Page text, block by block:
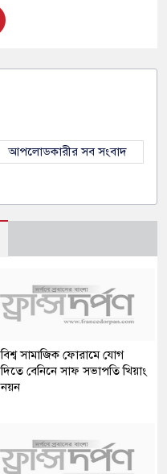
আপলোডকারীর সব সংবাদ
বিশ্ব সামাজিক ফোরামে যোগ
দিতে বেনিনে সাফ সভাপতি খিয়াং
নয়ন